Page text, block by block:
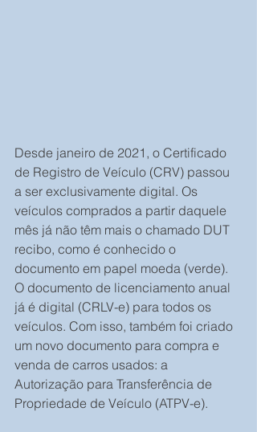
Desde janeiro de 2021, o Certificado
de Registro de Veículo (CRV) passou
a ser exclusivamente digital. Os
veículos comprados a partir daquele
mês já não têm mais o chamado DUT
recibo, como é conhecido o
documento em papel moeda (verde).
O documento de licenciamento anual
já é digital (CRLV-e) para todos os
veículos. Com isso, também foi criado
um novo documento para compra e
venda de carros usados: a
Autorização para Transferência de
Propriedade de Veículo (ATPV-e).